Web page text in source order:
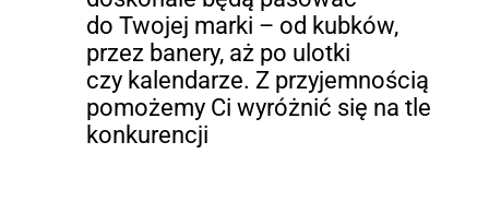
do Twojej marki – od kubków,
przez banery, aż po ulotki
czy kalendarze. Z przyjemnością
pomożemy Ci wyróżnić się na tle
konkurencji